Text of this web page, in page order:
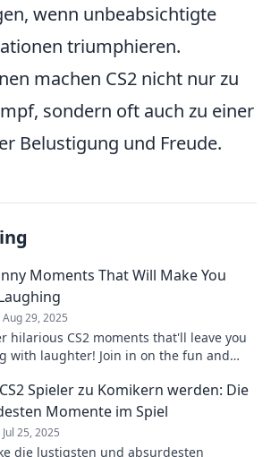
wenn unbeabsichtigte
triumphieren.
machen CS2 nicht nur zu
sondern oft auch zu einer
Belustigung und Freude.
Moments That Will Make You
Aug 29, 2025
hilarious CS2 moments that'll leave you
with laughter! Join in on the fun and
Spieler zu Komikern werden: Die
Momente im Spiel
Jul 25, 2025
die lustigsten und absurdesten